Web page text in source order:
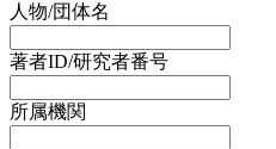
人物/団体名
著者ID/研究者番号
所属機関